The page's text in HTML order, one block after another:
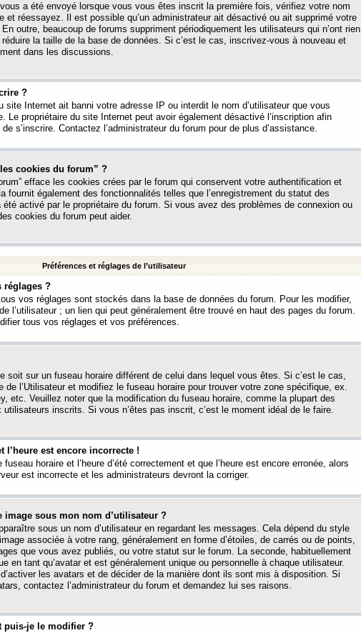
a été envoyé lorsque vous vous êtes inscrit la première fois, vérifiez votre nom
et réessayez. Il est possible qu’un administrateur ait désactivé ou ait supprimé votre
outre, beaucoup de forums suppriment périodiquement les utilisateurs qui n’ont rien
la taille de la base de données. Si c’est le cas, inscrivez-vous à nouveau et
dans les discussions.
?
site Internet ait banni votre adresse IP ou interdit le nom d’utilisateur que vous
Le propriétaire du site Internet peut avoir également désactivé l’inscription afin
s’inscrire. Contactez l’administrateur du forum pour de plus d’assistance.
cookies du forum” ?
efface les cookies crées par le forum qui conservent votre authentification et
fournit également des fonctionnalités telles que l’enregistrement du statut des
activé par le propriétaire du forum. Si vous avez des problèmes de connexion ou
cookies du forum peut aider.
Préférences et réglages de l’utilisateur
réglages ?
vos réglages sont stockés dans la base de données du forum. Pour les modifier,
l’utilisateur ; un lien qui peut généralement être trouvé en haut des pages du forum.
tous vos réglages et vos préférences.
soit sur un fuseau horaire différent de celui dans lequel vous êtes. Si c’est le cas,
de l’Utilisateur et modifiez le fuseau horaire pour trouver votre zone spécifique, ex.
etc. Veuillez noter que la modification du fuseau horaire, comme la plupart des
utilisateurs inscrits. Si vous n’êtes pas inscrit, c’est le moment idéal de le faire.
l’heure est encore incorrecte !
horaire et l’heure d’été correctement et que l’heure est encore erronée, alors
est incorrecte et les administrateurs devront la corriger.
image sous mon nom d’utilisateur ?
sous un nom d’utilisateur en regardant les messages. Cela dépend du style
associée à votre rang, généralement en forme d’étoiles, de carrés ou de points,
que vous avez publiés, ou votre statut sur le forum. La seconde, habituellement
en tant qu’avatar et est généralement unique ou personnelle à chaque utilisateur.
les avatars et de décider de la manière dont ils sont mis à disposition. Si
contactez l’administrateur du forum et demandez lui ses raisons.
puis-je le modifier ?